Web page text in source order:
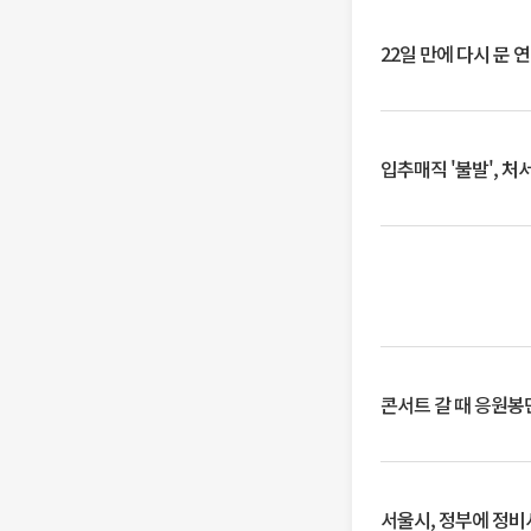
22일 만에 다시 문
입추매직 '불발', 처
콘서트 갈 때 응원
서울시, 정부에 정